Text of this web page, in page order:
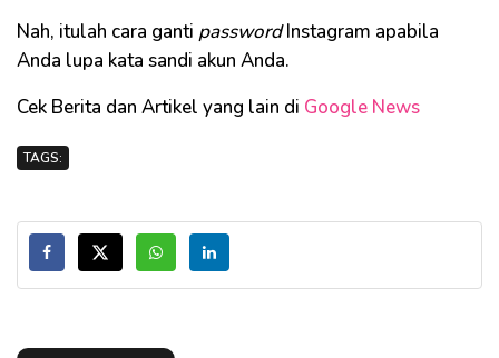
Nah, itulah cara ganti passwordInstagram apabila
Anda lupa kata sandi akun Anda.
Cek Berita dan Artikel yang lain di Google News
TAGS: